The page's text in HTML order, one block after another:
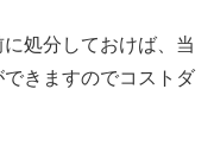
処分しておけば、当
きますのでコストダ